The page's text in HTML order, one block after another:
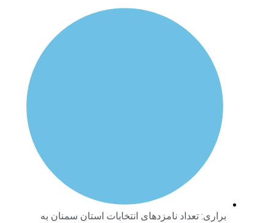
براری: تعداد نامزدهای انتخابات استان سمنان به